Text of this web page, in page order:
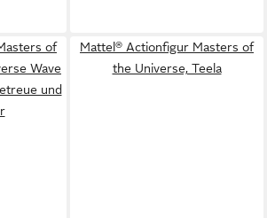
of
Wave
und
Mattel® Actionfigur Masters of
the Universe, Teela